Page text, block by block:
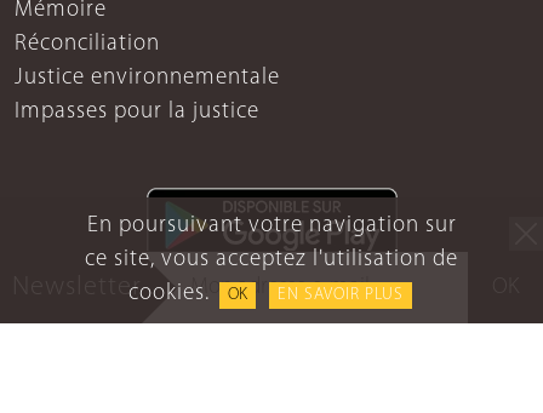
En poursuivant votre navigation sur
ce site, vous acceptez l'utilisation de
cookies.
OK EN SAVOIR PLUS
Mémoire
Réconciliation
Justice environnementale
Impasses pour la justice
Mentions légales
Newsletter